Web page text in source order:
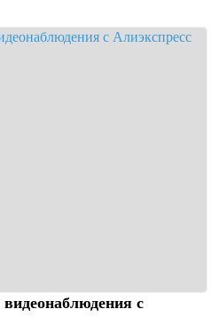
с